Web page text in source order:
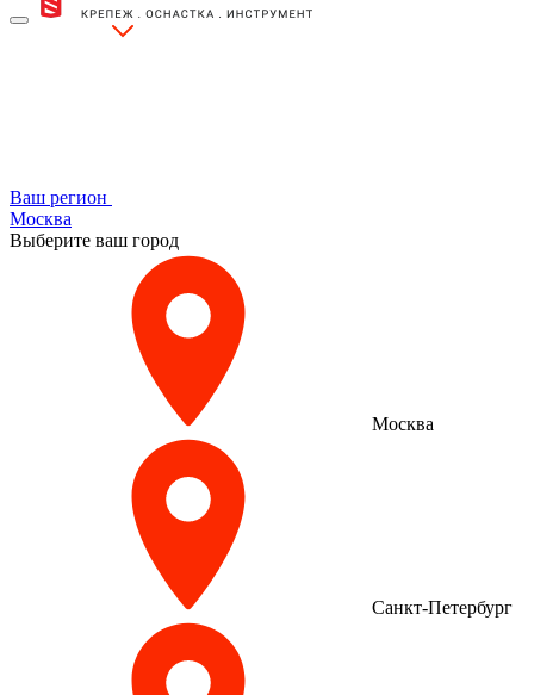
Ваш регион
Москва
Выберите ваш город
Москва
Санкт-Петербург